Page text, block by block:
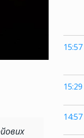
15:57
15:29
14:57